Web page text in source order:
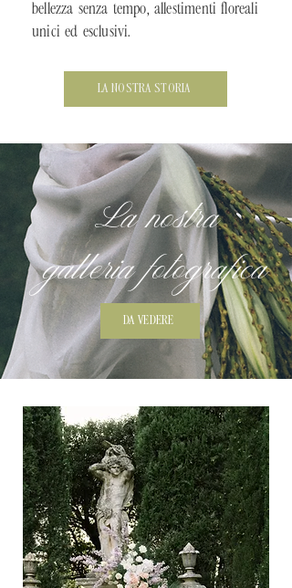
bellezza senza tempo, allestimenti floreali
unici ed esclusivi.
LA NOSTRA STORIA
La nostra
galleria fotografica
DA VEDERE